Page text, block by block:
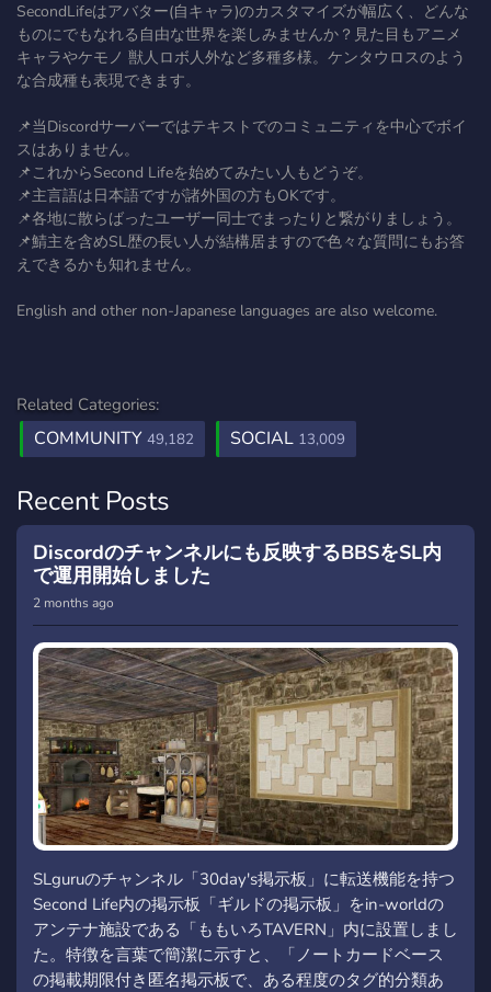
SecondLifeはアバター(自キャラ)のカスタマイズが幅広く、どんな
ものにでもなれる自由な世界を楽しみませんか？見た目もアニメ
キャラやケモノ 獣人ロボ人外など多種多様。ケンタウロスのよう
な合成種も表現できます。
📌当Discordサーバーではテキストでのコミュニティを中心でボイ
スはありません。
📌これからSecond Lifeを始めてみたい人もどうぞ。
📌主言語は日本語ですが諸外国の方もOKです。
📌各地に散らばったユーザー同士でまったりと繋がりましょう。
📌鯖主を含めSL歴の長い人が結構居ますので色々な質問にもお答
えできるかも知れません。
English and other non-Japanese languages are also welcome.
Related Categories:
COMMUNITY 49,182 SOCIAL 13,009
Recent Posts
Discordのチャンネルにも反映するBBSをSL内
で運用開始しました
2 months ago
SLguruのチャンネル「30day's掲示板」に転送機能を持つ
Second Life内の掲示板「ギルドの掲示板」をin-worldの
アンテナ施設である「ももいろTAVERN」内に設置しまし
た。特徴を言葉で簡潔に示すと、「ノートカードベース
の掲載期限付き匿名掲示板で、ある程度のタグ的分類あ